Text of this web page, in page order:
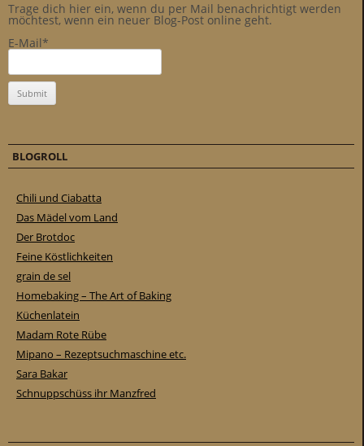
Trage dich hier ein, wenn du per Mail benachrichtigt werden
möchtest, wenn ein neuer Blog-Post online geht.
E-Mail*
BLOGROLL
Chili und Ciabatta
Das Mädel vom Land
Der Brotdoc
Feine Köstlichkeiten
grain de sel
Homebaking – The Art of Baking
Küchenlatein
Madam Rote Rübe
Mipano – Rezeptsuchmaschine etc.
Sara Bakar
Schnuppschüss ihr Manzfred